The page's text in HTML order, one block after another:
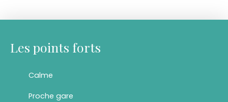
Les points forts
Calme
Proche gare